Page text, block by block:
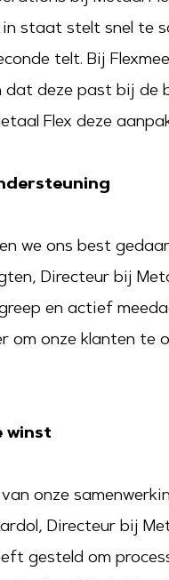
staat stelt snel te
telt. Bij
deze past bij de
Flex deze
we ons best
Directeur bij
en actief
om onze klanten te
winst
onze
Directeur bij
gesteld om